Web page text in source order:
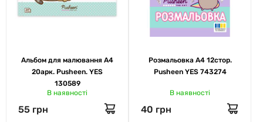
Альбом для малювання А4
20арк. Pusheen. YES
130589
В наявності
55 грн
Розмальовка А4 12стор.
Pusheen YES 743274
В наявності
40 грн